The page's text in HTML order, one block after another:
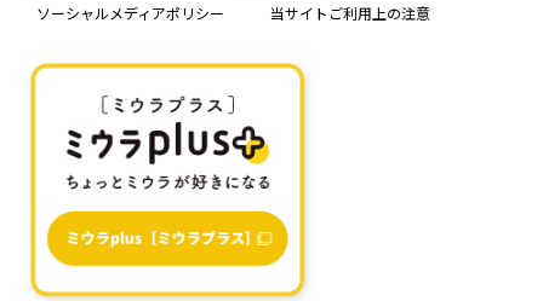
ソーシャルメディアポリシー 当サイトご利用上の注意